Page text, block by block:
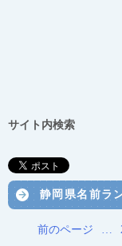
サイト内検索
静岡県名前ラ
前のページ …